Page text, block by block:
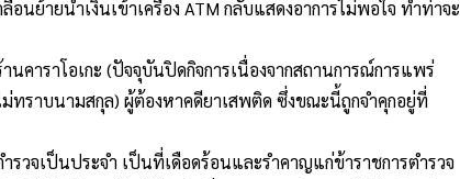
อนย้ายนำเงินเข้าเครื่อง ATM กลับแสดงอาการไม่พอใจ ทำท่าจะ
คาราโอเกะ (ปัจจุบันปิดกิจการเนื่องจากสถานการณ์การแพร่
ม่ทราบนามสกุล) ผู้ต้องหาคดียาเสพติด ซึ่งขณะนี้ถูกจำคุกอยู่ที่
รวจเป็นประจำ เป็นที่เดือดร้อนและรำคาญแก่ข้าราชการตำรวจ